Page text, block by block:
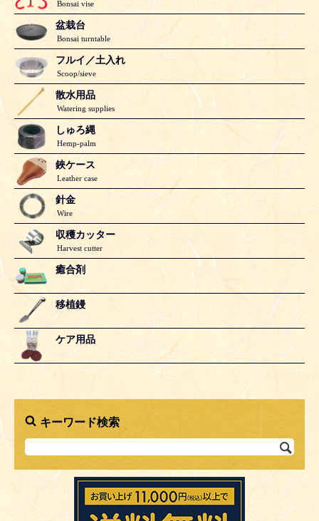
Bonsai vise
盆栽台
Bonsai turntable
フルイ／土入れ
Scoop/sieve
散水用品
Watering supplies
しゅろ縄
Hemp-palm
鋏ケース
Leather case
針金
Wire
収穫カッター
Harvest cutter
癒合剤
移植鏝
ケア用品
キーワード検索